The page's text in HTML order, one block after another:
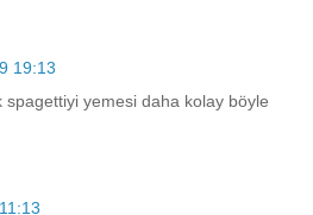
19:13
spagettiyi yemesi daha kolay böyle